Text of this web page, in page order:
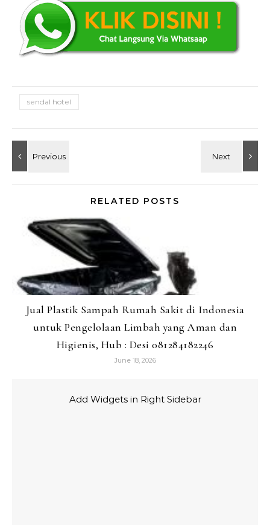
sendal hotel
RELATED POSTS
Jual Plastik Sampah Rumah Sakit di Indonesia
untuk Pengelolaan Limbah yang Aman dan
Higienis, Hub : Desi 081284182246
June 18, 2026
Add Widgets in Right Sidebar